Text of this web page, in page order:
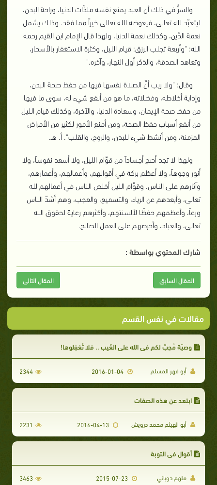
والسرُّ في ذلك أن العبد يمنع نفسه ملذّات الدنيا، وراحة البدن،
ليتعبّد لله تعالى، فيعوضه الله تعالى خيراً مما فقد. وذلك يشمل
نعمة الدّين، وكذلك نعمة الدنيا، ولهذا قال الإمام ابن القيم رحمه
الله: "وأربعة تجلب الرزق: قيام الليل، وكثرة الاستغفار بالأسحار،
وتعاهد الصدقة، والذكر أول النهار، وآخره."
وقال: "ولا ريب أنَّ الصلاة نفسها فيها من حفظ صحة البدن،
وإذابة أخلاطه، وفضلاته، ما هو من أنفع شيء له، سوى ما فيها
من حفظ صحة الإيمان، وسعادة الدنيا، والآخرة، وكذلك قيام الليل
من أنفع أسباب حفظ الصحة، ومن أمنع الأمور لكثير من الأمراض
المزمنة، ومن أنشط شيء للبدن، والروح، والقلب". أ. هـ.
ولهذا لا تجد أصح أجساداً من قوَّام الليل، ولا أسعد نفوساً، ولا
أنور وجوهاً، ولا أعظم بركة في أقوالهم، وأعمالهم، وأعمارهم،
وآثارهم على الناس. وقوَّام الليل أخلص الناس في أعمالهم لله
تعالى، وأبعدهم عن الرياء، والتسميع، والعجب، وهم أشدّ الناس
ورعاً، وأعظمهم حفظًا لألسنتهم، وأكثرهم رعاية لحقوق الله
تعالى، والعباد، وأحرصهم على العمل الصالح.
شارك المحتوي بواسطة :
المقال السابق المقال التالى
مقالات في نفس القسم
وصيّة مُحِبٍّ لكم في الله على الغَيب .. فلا تُغفِلوها!
أبو فهر المسلم 2016-01-04
2344
ابتعد عن هذه الصفات
أبو الهيثم محمد درويش 2016-04-13
2231
أقوال في التوبة
ملهم دوباني 3463